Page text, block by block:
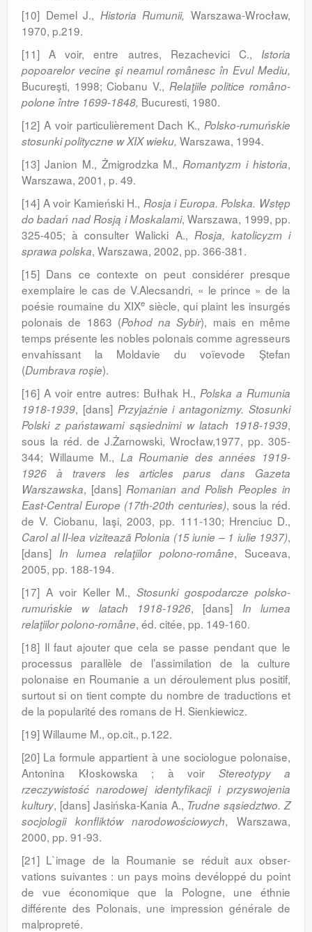
[10] Demel J., Historia Rumunii, Warszawa-Wrocław,
1970, p.219.
[11] A voir, entre autres, Rezachevici C., Isto­ria
popoarelor vecine şi neamul românesc în Evul Mediu,
Bucureşti, 1998; Ciobanu V., Relaţiile politice româno-
polone între 1699-1848, Bucuresti, 1980.
[12] A voir particulièrement Dach K., Polsko-rumuńskie
stosunki polityczne w XIX wieku, Warszawa, 1994.
[13] Janion M., Żmigrodzka M., Romantyzm i historia,
Warszawa, 2001, p. 49.
[14] A voir Kamieński H., Rosja i Europa. Polska. Wstęp
do badań nad Rosją i Moska­lami, Warszawa, 1999, pp.
325-405; à con­sulter Walicki A., Rosja, katolicyzm i
sprawa polska, Warszawa, 2002, pp. 366-381.
[15] Dans ce contexte on peut considérer presque
exemplaire le cas de V.Alecsandri, « le prince » de la
poésie roumaine du XIXe siècle, qui plaint les insurgés
polonais de 1863 (Pohod na Sybir), mais en même
temps présente les nobles polonais comme agresseurs
envahissant la Moldavie du voïevode Ştefan
(Dumbrava roşie).
[16] A voir entre autres: Bułhak H., Polska a Rumunia
1918-1939, [dans]Przyjaźnie i antagonizmy. Stosunki
Polski z państawami sąsiednimi w latach 1918-1939,
sous la réd. de J.Żarnowski, Wrocław,1977, pp. 305-
344; Willaume M., La Roumanie des années 1919-
1926 à travers les articles parus dans Gazeta
Warszawska, [dans] Romanian and Polish Peoples in
East-Central Europe (17th-20th centuries), sous la réd.
de V. Ciobanu, Iaşi, 2003, pp. 111-130; Hrenciuc D.,
Carol al II-lea vizitează Polonia (15 iunie – 1 iulie 1937),
[dans] In lumea rela­ţiilor polono-române, Suceava,
2005, pp. 188-194.
[17] A voir Keller M.,Stosunki gospodarcze polsko-
rumuńskie w latach 1918-1926, [dans] In lumea
relaţiilor polono-române, éd. citée, pp. 149-160.
[18] Il faut ajouter que cela se passe pendant que le
processus parallèle de l’assimilation de la culture
polonaise en Roumanie a un déroulement plus positif,
surtout si on tient compte du nombre de traductions et
de la popularité des romans de H. Sienkiewicz.
[19] Willaume M., op.cit., p.122.
[20] La formule appartient à une sociologue polonaise,
Antonina Kłoskowska ; à voir Stereotypy a
rzeczywistość narodowej iden­ty­fikacji i przyswojenia
kultury, [dans] Ja­sińska-Kania A., Trudne sąsiedztwo. Z
socjologii konfliktów narodowościowych, Warszawa,
2000, pp. 91-93.
[21] L`image de la Roumanie se réduit aux ob­ser­
vations suivantes : un pays moins de­véloppé du point
de vue économique que la Pologne, une éthnie
différente des Polonais, une impression générale de
malpropreté.